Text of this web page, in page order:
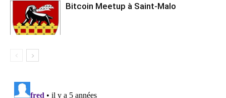
Bitcoin Meetup à Saint-Malo